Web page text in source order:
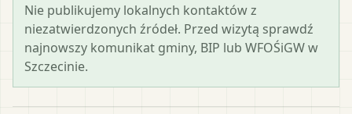
Nie publikujemy lokalnych kontaktów z
niezatwierdzonych źródeł. Przed wizytą sprawdź
najnowszy komunikat gminy, BIP lub WFOŚiGW w
Szczecinie.